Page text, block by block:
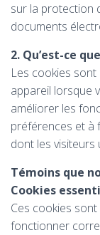
sur la protection
documents
2. Qu’est-ce
Les cookies
appareil lorsque
améliorer les
préférences et à
dont les visiteurs
Témoins que
Cookies
Ces cookies
fonctionner